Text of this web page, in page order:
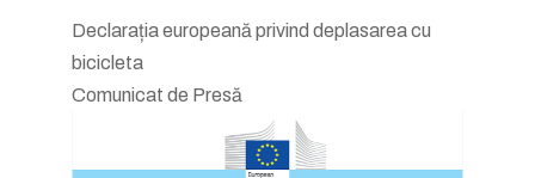
Declarația europeană privind deplasarea cu
bicicleta
Comunicat de Presă